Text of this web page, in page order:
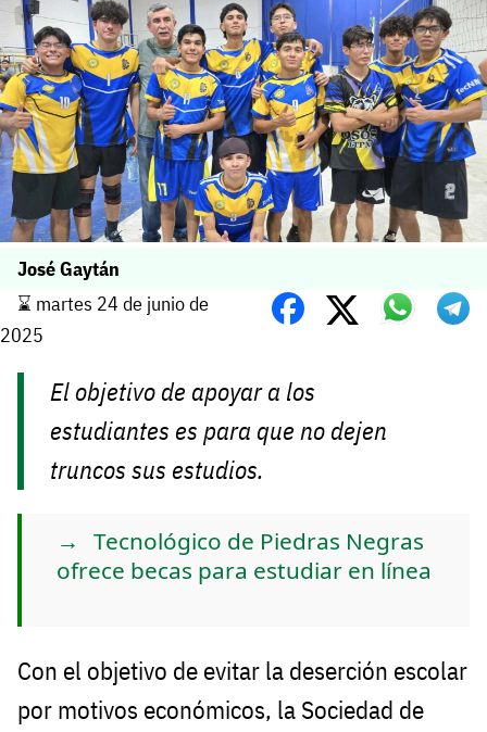
José Gaytán
⌛️ martes 24 de junio de
2025
El objetivo de apoyar a los
estudiantes es para que no dejen
truncos sus estudios.
Tecnológico de Piedras Negras
ofrece becas para estudiar en línea
Con el objetivo de evitar la deserción escolar
por motivos económicos, la Sociedad de